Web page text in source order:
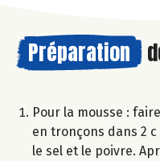
Préparation
Pour la mousse :
en tronçons dans 2 c
le sel et le poivre.